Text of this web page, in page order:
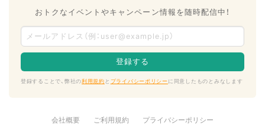
おトクなイベントやキャンペーン情報を随時配信中！
登録することで、弊社の利用規約 と プライバシーポリシーに同意したものとみなします
会社概要 ご利用規約 プライバシーポリシー